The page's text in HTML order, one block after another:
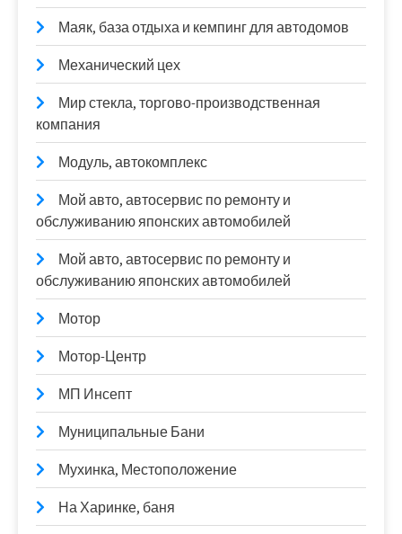
Маяк, база отдыха и кемпинг для автодомов
Механический цех
Мир стекла, торгово-производственная
компания
Модуль, автокомплекс
Мой авто, автосервис по ремонту и
обслуживанию японских автомобилей
Мой авто, автосервис по ремонту и
обслуживанию японских автомобилей
Мотор
Мотор-Центр
МП Инсепт
Муниципальные Бани
Мухинка, Местоположение
На Харинке, баня